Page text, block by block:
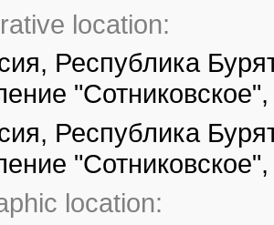
location:
Республика
Республика
location: